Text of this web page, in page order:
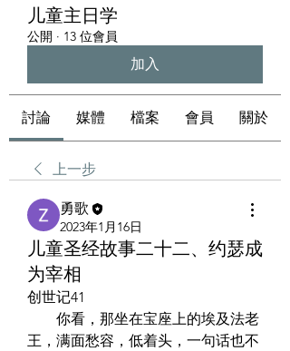
儿童主日学
公開 · 13 位會員
加入
討論 媒體 檔案 會員 關於
上一步
勇歌
2023年1月16日
儿童圣经故事二十二、约瑟成
为宰相
创世记41
你看，那坐在宝座上的埃及法老
王，满面愁容，低着头，一句话也不